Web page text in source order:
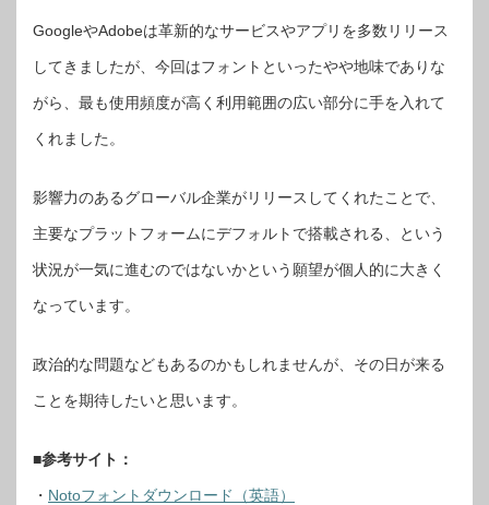
GoogleやAdobeは革新的なサービスやアプリを多数リリース
してきましたが、今回はフォントといったやや地味でありな
がら、最も使用頻度が高く利用範囲の広い部分に手を入れて
くれました。
影響力のあるグローバル企業がリリースしてくれたことで、
主要なプラットフォームにデフォルトで搭載される、という
状況が一気に進むのではないかという願望が個人的に大きく
なっています。
政治的な問題などもあるのかもしれませんが、その日が来る
ことを期待したいと思います。
■参考サイト：
・ Notoフォントダウンロード（英語）